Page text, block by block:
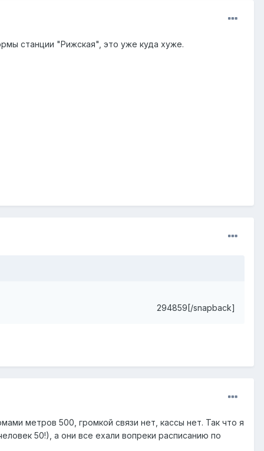
станции "Рижская", это уже куда хуже.
294859[/snapback]
метров 500, громкой связи нет, кассы нет. Так что я
50!), а они все ехали вопреки расписанию по